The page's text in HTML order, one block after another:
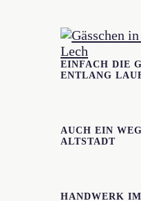
EINFACH DIE
ENTLANG
AUCH EIN
ALTSTADT
HANDWERK